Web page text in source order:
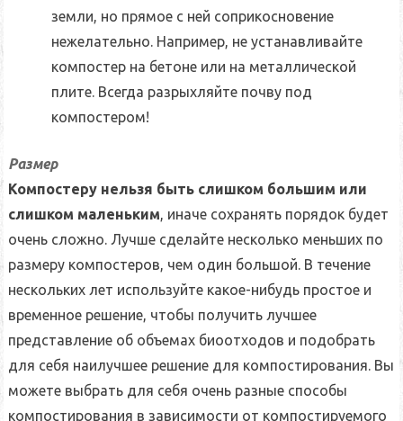
земли, но прямое с ней соприкосновение
нежелательно. Например, не устанавливайте
компостер на бетоне или на металлической
плите. Всегда разрыхляйте почву под
компостером!
Размер
Компостеру нельзя быть слишком большим или
слишком маленьким, иначе сохранять порядок будет
очень сложно. Лучше сделайте несколько меньших по
размеру компостеров, чем один большой. В течение
нескольких лет используйте какое-нибудь простое и
временное решение, чтобы получить лучшее
представление об объемах биоотходов и подобрать
для себя наилучшее решение для компостирования. Вы
можете выбрать для себя очень разные способы
компостирования в зависимости от компостируемого